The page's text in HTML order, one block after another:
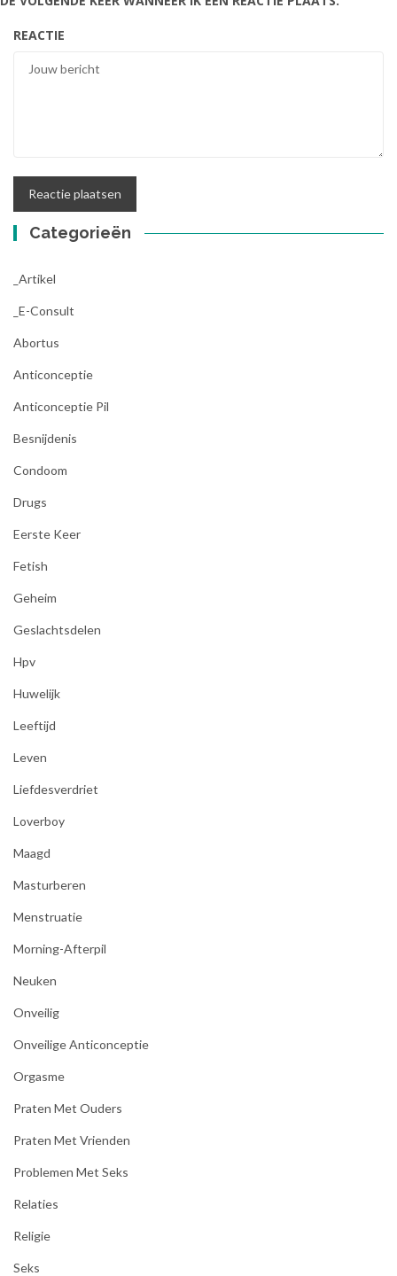
REACTIE
Categorieën
_Artikel
_E-Consult
Abortus
Anticonceptie
Anticonceptie Pil
Besnijdenis
Condoom
Drugs
Eerste Keer
Fetish
Geheim
Geslachtsdelen
Hpv
Huwelijk
Leeftijd
Leven
Liefdesverdriet
Loverboy
Maagd
Masturberen
Menstruatie
Morning-Afterpil
Neuken
Onveilig
Onveilige Anticonceptie
Orgasme
Praten Met Ouders
Praten Met Vrienden
Problemen Met Seks
Relaties
Religie
Seks